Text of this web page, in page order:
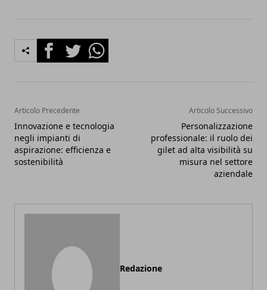
FacebookTwitterWhatsapp
Articolo Precedente
Innovazione e tecnologia
negli impianti di
aspirazione: efficienza e
sostenibilità
Articolo Successivo
Personalizzazione
professionale: il ruolo dei
gilet ad alta visibilità su
misura nel settore
aziendale
Redazione